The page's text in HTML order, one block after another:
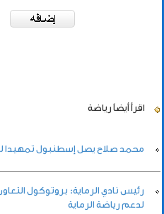
اقرأ أيضاً رياضة
محمد صلاح يصل إسطنبول تمهيدا
رئيس نادي الرماية: بروتوكول
لدعم رياضة الرماية